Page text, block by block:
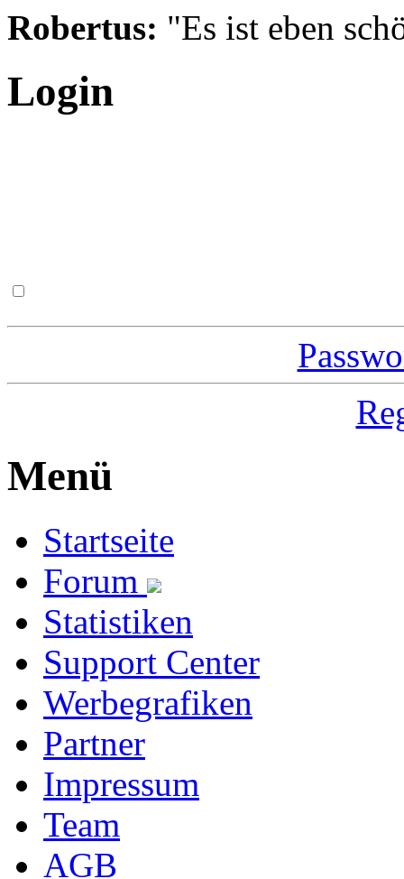
Robertus: "Es ist eben
Login
Menü
Startseite
Forum
Statistiken
Support Center
Werbegrafiken
Partner
Impressum
Team
AGB